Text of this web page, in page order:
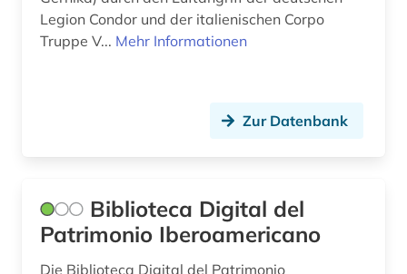
Legion Condor und der italienischen Corpo
Truppe V... Mehr Informationen
Zur Datenbank
Biblioteca Digital del
Patrimonio Iberoamericano
Die Biblioteca Digital del Patrimonio